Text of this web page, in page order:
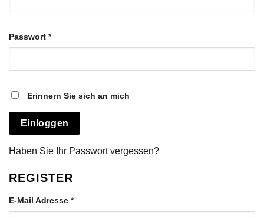
Passwort *Erforderlich
Erinnern Sie sich an mich
Einloggen
Haben Sie Ihr Passwort vergessen?
REGISTER
E-Mail Adresse *Erforderlich